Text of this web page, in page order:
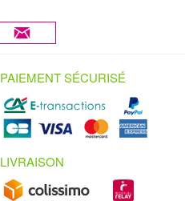
PAIEMENT SÉCURISÉ
LIVRAISON